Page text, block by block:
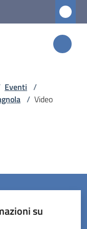
Eventi /
/ Video
su